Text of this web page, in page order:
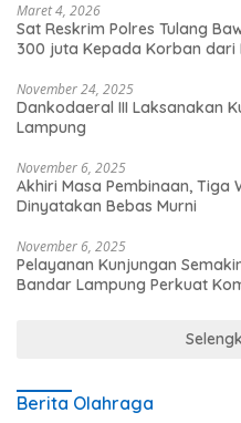
Maret 4, 2026
Sat Reskrim Polres Tulang
300 juta Kepada Korban dari
November 24, 2025
Dankodaeral III Laksanakan
Lampung
November 6, 2025
Akhiri Masa Pembinaan, Tiga
Dinyatakan Bebas Murni
November 6, 2025
Pelayanan Kunjungan
Bandar Lampung Perkuat
Berita Olahraga